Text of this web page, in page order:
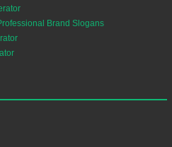
Brand Slogans